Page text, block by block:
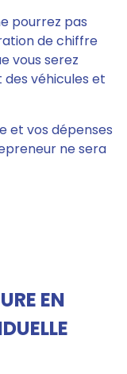
pourrez pas
de chiffre
vous serez
véhicules et
et vos dépenses
ne sera
EN